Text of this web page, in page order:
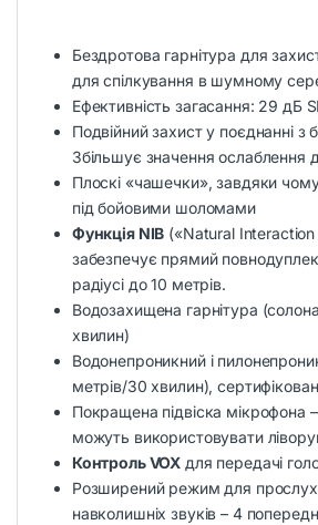
Бездротова гарнітура для
для спілкування в шумному
Ефективність загасання: 29 дБ
Подвійний захист у поєднанні
Збільшує значення ослаблення
Плоскі «чашечки», завдяки
під бойовими шоломами
Функція NIB («Natural
забезпечує прямий
радіусі до 10 метрів.
Водозахищена гарнітура
хвилин)
Водонепроникний і
метрів/30 хвилин),
Покращена підвіска мікрофона
можуть використовувати
Контроль VOX для передачі
Розширений режим для
навколишніх звуків – 4